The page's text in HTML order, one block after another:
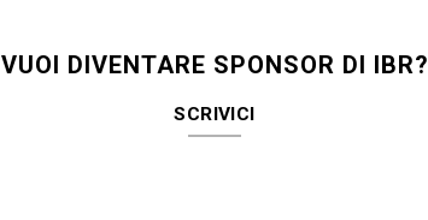
VUOI DIVENTARE SPONSOR DI IBR?
SCRIVICI